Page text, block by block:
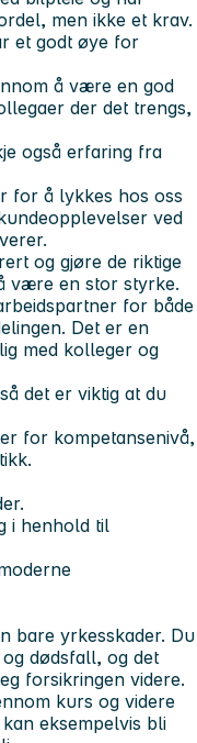
men ikke et krav.
et godt øye for
å være en god
der det trengs,
også erfaring fra
for å lykkes hos oss
ved
og gjøre de riktige
være en stor styrke.
for både
Det er en
med kolleger og
det er viktig at du
for kompetansenivå,
i henhold til
bare yrkesskader. Du
dødsfall, og det
forsikringen videre.
kurs og videre
eksempelvis bli